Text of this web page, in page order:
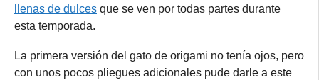
llenas de dulces que se ven por todas partes durante
esta temporada.
La primera versión del gato de origami no tenía ojos, pero
con unos pocos pliegues adicionales pude darle a este